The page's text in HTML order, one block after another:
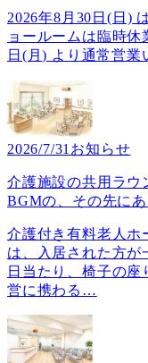
2026年8月30日(日)
ョールームは臨時休
日(月) より通常営業
2026/7/31 お知らせ
介護施設の共用ラ
BGMの、その先に
介護付き有料老人ホ
は、入居された方が
日当たり、椅子の
営に携わる …